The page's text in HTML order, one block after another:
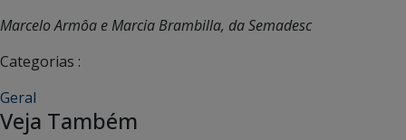
Marcelo Armôa e Marcia Brambilla, da Semadesc
Categorias :
Geral
Veja Também